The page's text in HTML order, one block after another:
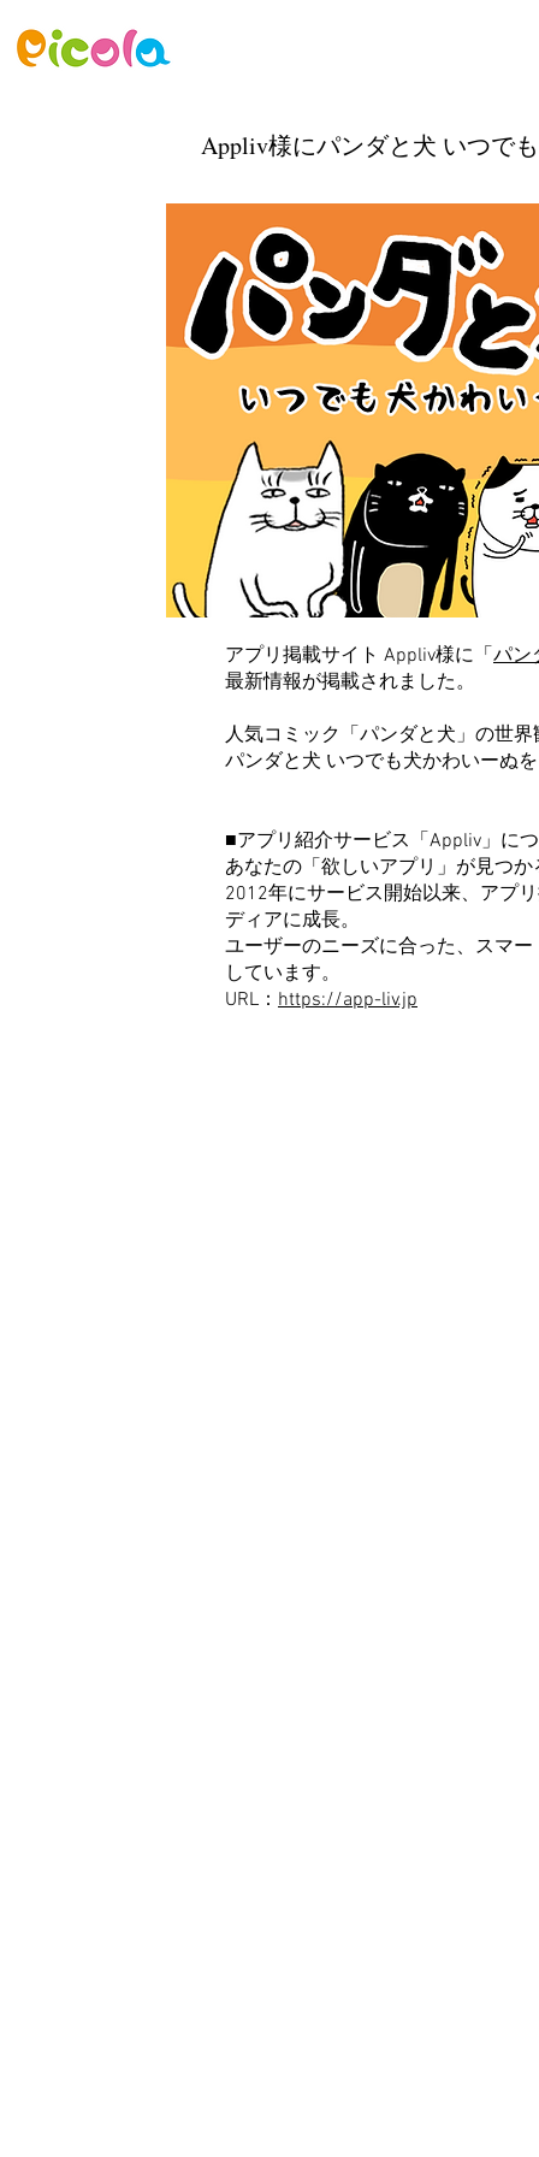
Appliv様に​パンダと犬 いつで
​アプリ掲載サイト Appliv様に「 パン
​最新情報が掲載されました。
人気コミック「パンダと犬」の世
パンダと犬 いつでも犬かわいーぬ
■アプリ紹介サービス「Appliv」に
あなたの「欲しいアプリ」が見つか
2012年にサービス開始以来、アプ
ディアに成長。
ユーザーのニーズに合った、スマ
しています。
URL： https://app-liv.jp